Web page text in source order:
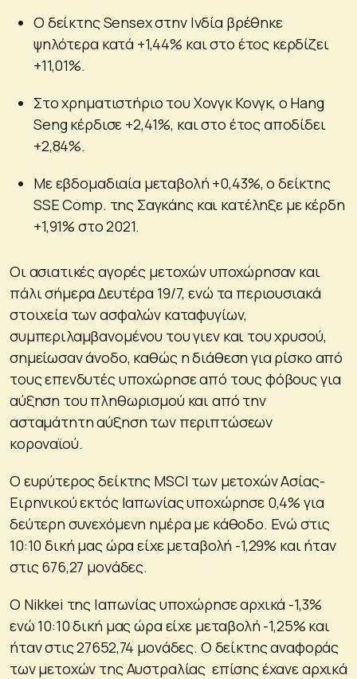
Ο δείκτης Sensex στην Ινδία βρέθηκε
ψηλότερα κατά +1,44% και στο έτος κερδίζει
+11,01%.
Στο χρηματιστήριο του Χονγκ Κονγκ, ο Hang
Seng κέρδισε +2,41%, και στο έτος αποδίδει
+2,84%.
Με εβδομαδιαία μεταβολή +0,43%, ο δείκτης
SSE Comp. της Σαγκάης και κατέληξε με κέρδη
+1,91% στο 2021.
Οι ασιατικές αγορές μετοχών υποχώρησαν και
πάλι σήμερα Δευτέρα 19/7, ενώ τα περιουσιακά
στοιχεία των ασφαλών καταφυγίων,
συμπεριλαμβανομένου του γιεν και του χρυσού,
σημείωσαν άνοδο, καθώς η διάθεση για ρίσκο από
τους επενδυτές υποχώρησε από τους φόβους για
αύξηση του πληθωρισμού και από την
ασταμάτητη αύξηση των περιπτώσεων
κοροναϊού.
Ο ευρύτερος δείκτης MSCI των μετοχών Ασίας-
Ειρηνικού εκτός Ιαπωνίας υποχώρησε 0,4% για
δεύτερη συνεχόμενη ημέρα με κάθοδο. Ενώ στις
10:10 δική μας ώρα είχε μεταβολή -1,29% και ήταν
στις 676,27 μονάδες.
Ο Nikkei της Ιαπωνίας υποχώρησε αρχικά -1,3%
ενώ 10:10 δική μας ώρα είχε μεταβολή -1,25% και
ήταν στις 27652,74 μονάδες. Ο δείκτης αναφοράς
των μετοχών της Αυστραλίας επίσης έχανε αρχικά